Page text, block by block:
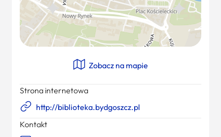
Zobacz na mapie
Strona internetowa
http://biblioteka.bydgoszcz.pl
Kontakt